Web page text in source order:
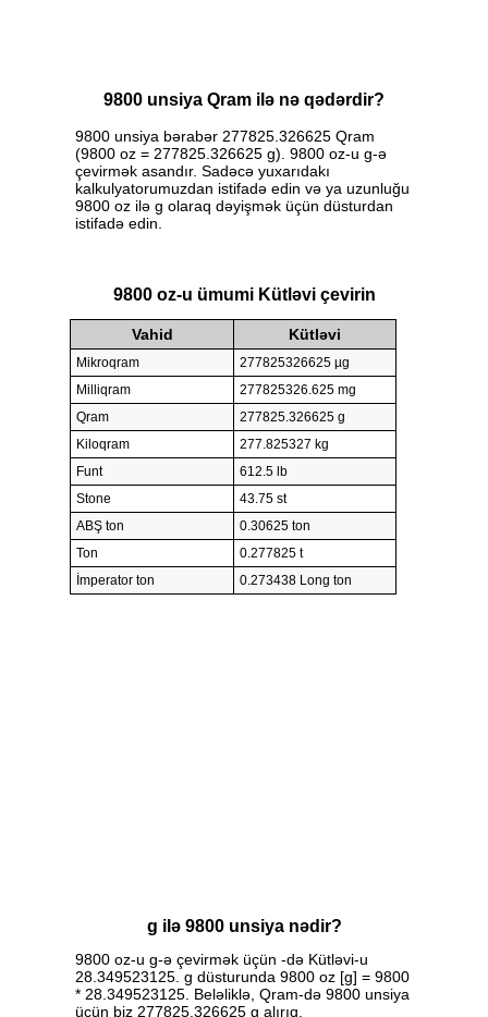
9800 unsiya Qram ilə nə qədərdir?
9800 unsiya bərabər 277825.326625 Qram
(9800 oz = 277825.326625 g). 9800 oz-u g-ə
çevirmək asandır. Sadəcə yuxarıdakı
kalkulyatorumuzdan istifadə edin və ya uzunluğu
9800 oz ilə g olaraq dəyişmək üçün düsturdan
istifadə edin.
9800 oz-u ümumi Kütləvi çevirin
Vahid Kütləvi
Mikroqram
277825326625 µg
Milliqram
277825326.625 mg
Qram
277825.326625 g
Kiloqram
277.825327 kg
Funt
612.5 lb
Stone
43.75 st
ABŞ ton
0.30625 ton
Ton
0.277825 t
İmperator ton
0.273438 Long ton
g ilə 9800 unsiya nədir?
9800 oz-u g-ə çevirmək üçün -də Kütləvi-u
28.349523125. g düsturunda 9800 oz [g] = 9800
* 28.349523125. Beləliklə, Qram-də 9800 unsiya
üçün biz 277825.326625 g alırıq.